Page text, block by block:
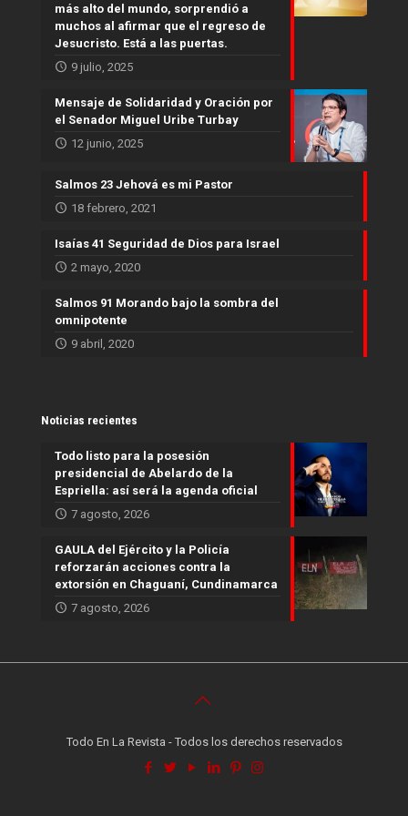
más alto del mundo, sorprendió a
muchos al afirmar que el regreso de
Jesucristo. Está a las puertas.
9 julio, 2025
Mensaje de Solidaridad y Oración por
el Senador Miguel Uribe Turbay
12 junio, 2025
Salmos 23 Jehová es mi Pastor
18 febrero, 2021
Isaías 41 Seguridad de Dios para Israel
2 mayo, 2020
Salmos 91 Morando bajo la sombra del
omnipotente
9 abril, 2020
Noticias recientes
Todo listo para la posesión
presidencial de Abelardo de la
Espriella: así será la agenda oficial
7 agosto, 2026
GAULA del Ejército y la Policía
reforzarán acciones contra la
extorsión en Chaguaní, Cundinamarca
7 agosto, 2026
Todo En La Revista - Todos los derechos reservados